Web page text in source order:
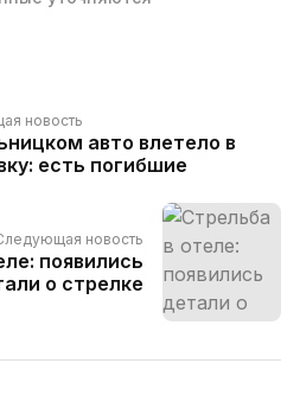
новость
авто влетело в
есть погибшие
новость
появились
о стрелке